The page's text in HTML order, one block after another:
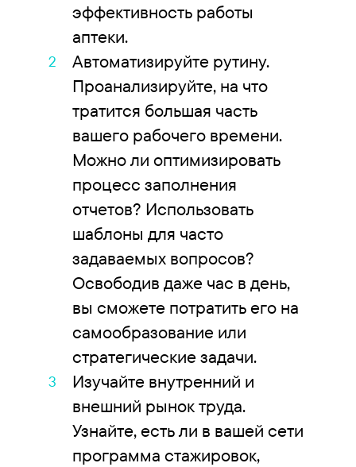
эффективность работы
аптеки.
Автоматизируйте рутину.
Проанализируйте, на что
тратится большая часть
вашего рабочего времени.
Можно ли оптимизировать
процесс заполнения
отчетов? Использовать
шаблоны для часто
задаваемых вопросов?
Освободив даже час в день,
вы сможете потратить его на
самообразование или
стратегические задачи.
Изучайте внутренний и
внешний рынок труда.
Узнайте, есть ли в вашей сети
программа стажировок,